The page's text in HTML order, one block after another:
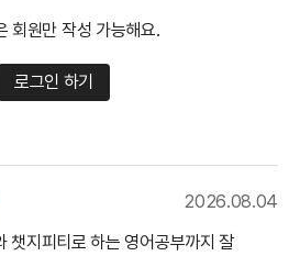
회원만 작성 가능해요.
로그인 하기
2026.08.04
챗지피티로 하는 영어공부까지 잘